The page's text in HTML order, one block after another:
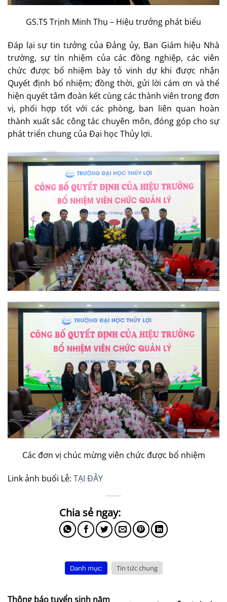
GS.TS Trịnh Minh Thụ – Hiệu trưởng phát biểu
Đáp lại sự tin tưởng của Đảng ủy, Ban Giám hiệu Nhà
trường, sự tín nhiệm của các đồng nghiệp, các viên
chức được bổ nhiệm bày tỏ vinh dự khi được nhận
Quyết định bổ nhiệm; đồng thời, gửi lời cám ơn và thể
hiện quyết tâm đoàn kết cùng các thành viên trong đơn
vị, phối hợp tốt với các phòng, ban liên quan hoàn
thành xuất sắc công tác chuyên môn, đóng góp cho sự
phát triển chung của Đại học Thủy lợi.
Các đơn vị chúc mừng viên chức được bổ nhiệm
Link ảnh buổi Lễ: TẠI ĐÂY
Danh mục: Tin tức chung
Thông báo tuyển sinh năm